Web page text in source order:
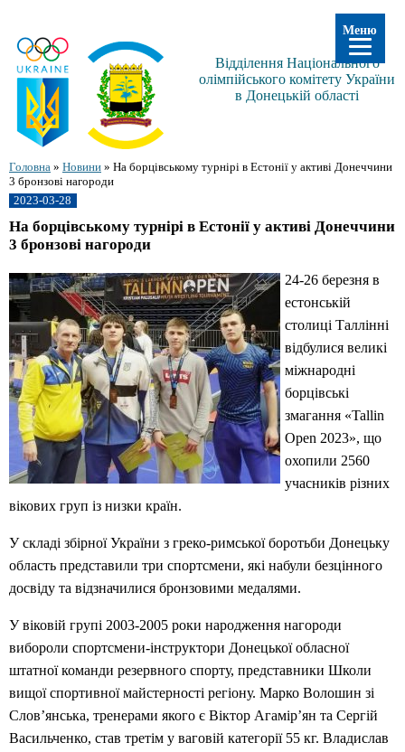
Відділення Національного
олімпійського комітету України
в Донецькій області
Головна » Новини » На борцівському турнірі в Естонії у активі Донеччини
3 бронзові нагороди
2023-03-28
На борцівському турнірі в Естонії у активі Донеччини
3 бронзові нагороди
24-26 березня в
естонській
столиці Таллінні
відбулися великі
міжнародні
борцівські
змагання «Tallin
Open 2023», що
охопили 2560
учасників різних
вікових груп із низки країн.
У складі збірної України з греко-римської боротьби Донецьку
область представили три спортсмени, які набули безцінного
досвіду та відзначилися бронзовими медалями.
У віковій групі 2003-2005 роки народження нагороди
вибороли спортсмени-інструктори Донецької обласної
штатної команди резервного спорту, представники Школи
вищої спортивної майстерності регіону. Марко Волошин зі
Слов’янська, тренерами якого є Віктор Агамір’ян та Сергій
Васильченко, став третім у ваговій категорії 55 кг. Владислав
Меню